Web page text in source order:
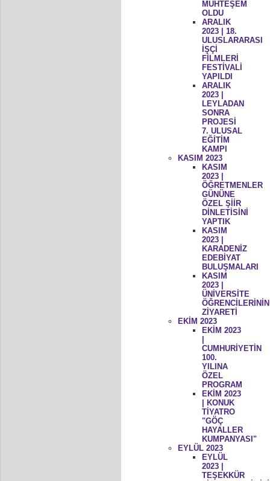
MUHTEŞEM
OLDU
ARALIK
2023 | 18.
ULUSLARARASI
İŞÇİ
FİLMLERİ
FESTİVALİ
YAPILDI
ARALIK
2023 |
LEYLADAN
SONRA
PROJESİ
7. ULUSAL
EĞİTİM
KAMPI
KASIM 2023
KASIM
2023 |
ÖĞRETMENLER
GÜNÜNE
ÖZEL ŞİİR
DİNLETİSİNİ
YAPTIK
KASIM
2023 |
KARADENİZ
EDEBİYAT
BULUŞMALARI
KASIM
2023 |
ÜNİVERSİTE
ÖĞRENCİLERİNİN
ZİYARETİ
EKİM 2023
EKİM 2023
CUMHURİYETİN
100.
YILINA
ÖZEL
PROGRAM
EKİM 2023
| KONUK
TİYATRO
"GÖÇ
HAYALLER
KUMPANYASI"
EYLÜL 2023
EYLÜL
2023 |
TEŞEKKÜR